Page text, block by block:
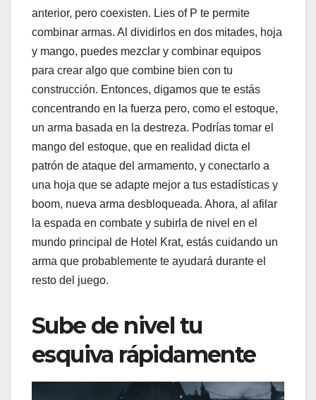
anterior, pero coexisten. Lies of P te permite
combinar armas. Al dividirlos en dos mitades, hoja
y mango, puedes mezclar y combinar equipos
para crear algo que combine bien con tu
construcción. Entonces, digamos que te estás
concentrando en la fuerza pero, como el estoque,
un arma basada en la destreza. Podrías tomar el
mango del estoque, que en realidad dicta el
patrón de ataque del armamento, y conectarlo a
una hoja que se adapte mejor a tus estadísticas y
boom, nueva arma desbloqueada. Ahora, al afilar
la espada en combate y subirla de nivel en el
mundo principal de Hotel Krat, estás cuidando un
arma que probablemente te ayudará durante el
resto del juego.
Sube de nivel tu
esquiva rápidamente